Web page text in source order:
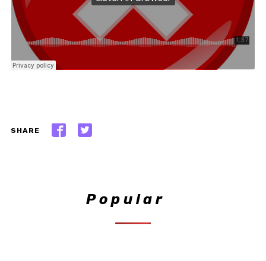
SHARE
Popular